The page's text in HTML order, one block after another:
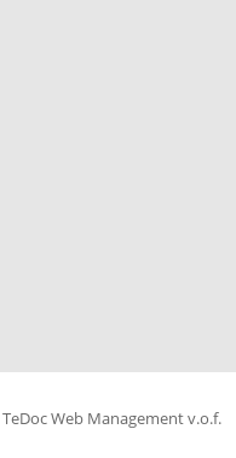
TeDoc Web Management v.o.f.